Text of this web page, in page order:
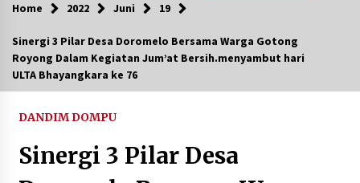
Trending Now
Aksi Penggerebekan Pengedar Sabu di Dompu,
Ketegangan Memuncak di Kampung Bebas Dari
Narkoba
2 tahun ago
Dompu untuk Dirujuk ke RSJ
4 hari ago
Home 2022 Juni 19
Sinergi 3 Pilar Desa Doromelo Bersama Warga Gotong
Royong Dalam Kegiatan Jum’at Bersih.menyambut hari
ULTA Bhayangkara ke 76
DANDIM DOMPU
Sinergi 3 Pilar Desa